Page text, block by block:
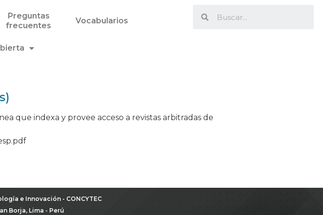
Preguntas
frecuentes
Vocabularios
que indexa y provee acceso a revistas arbitradas de
e Innovación - CONCYTEC
Borja, Lima - Perú